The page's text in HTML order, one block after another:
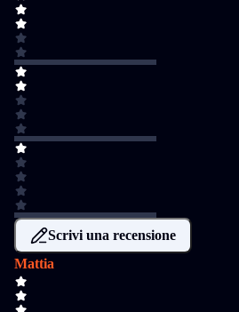
Scrivi una recensione
Mattia